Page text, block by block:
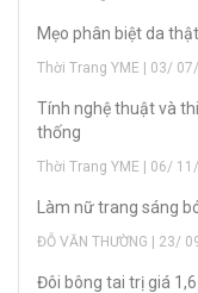
Mẹo phân biệt da
Thời Trang YME | 03/
Tính nghệ thuật và
thống
Thời Trang YME | 06/
Làm nữ trang sáng
ĐỖ VĂN THƯỜNG | 23/
Đôi bông tai trị giá